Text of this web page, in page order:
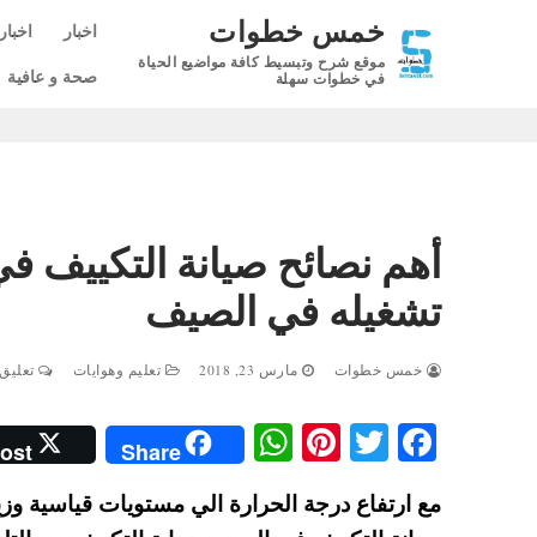
خمس خطوات
موقع شرح وتبسيط كافة مواضيع الحياة
في خطوات سهلة
اخبار
صحة و عافية
أهم نصائح صيانة التكييف
تشغيله في الصيف
خمس خطوات مارس 23, 2018 تعليم وهوايات تعليق 0
Fa
ce
bo
T
tte
Pi
nt
er
W
ha
ts
Share
مع ارتفاع درجة الحرارة الي مستويات قياسية